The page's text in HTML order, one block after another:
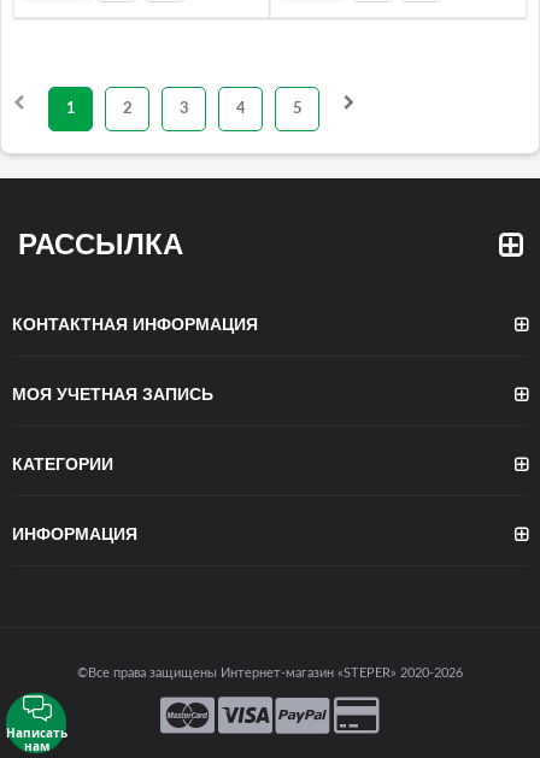
1 2 3 4 5
РАССЫЛКА
КОНТАКТНАЯ ИНФОРМАЦИЯ
МОЯ УЧЕТНАЯ ЗАПИСЬ
КАТЕГОРИИ
ИНФОРМАЦИЯ
©Все права защищены Интернет-магазин «STEPER» 2020-2026
Написать
нам